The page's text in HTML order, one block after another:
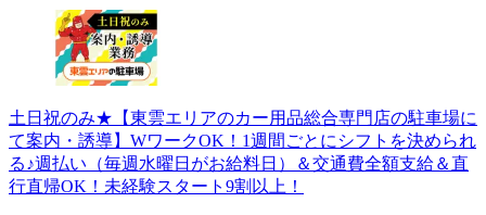
土日祝のみ★【東雲エリアのカー用品総合専門店の駐車場に
て案内・誘導】WワークOK！1週間ごとにシフトを決められ
る♪週払い（毎週水曜日がお給料日）＆交通費全額支給＆直
行直帰OK！未経験スタート9割以上！